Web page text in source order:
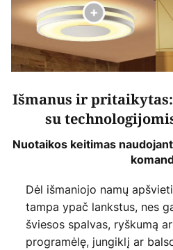
Išmanus ir
su
Nuotaikos keitimas
Dėl išmaniojo namų
tampa ypač lankstus, nes
šviesos spalvas, ryškumą
programėlę, jungiklį ar